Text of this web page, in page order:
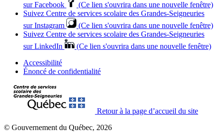
sur Facebook
(Ce lien s'ouvrira dans une nouvelle fenêtre)
Suivez Centre de services scolaire des Grandes‑Seigneuries
sur Instagram
(Ce lien s'ouvrira dans une nouvelle fenêtre)
Suivez Centre de services scolaire des Grandes‑Seigneuries
sur LinkedIn
(Ce lien s'ouvrira dans une nouvelle fenêtre)
Accessibilité
Énoncé de confidentialité
Retour à la page d’accueil du site
© Gouvernement du Québec, 2026